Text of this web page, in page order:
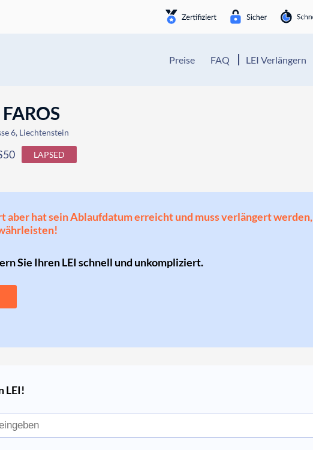
Preise FAQ LEI Verlängern
6, Liechtenstein
LAPSED
aber hat sein Ablaufdatum erreicht und muss verlängert
Sie Ihren LEI schnell und unkompliziert.
LEI!